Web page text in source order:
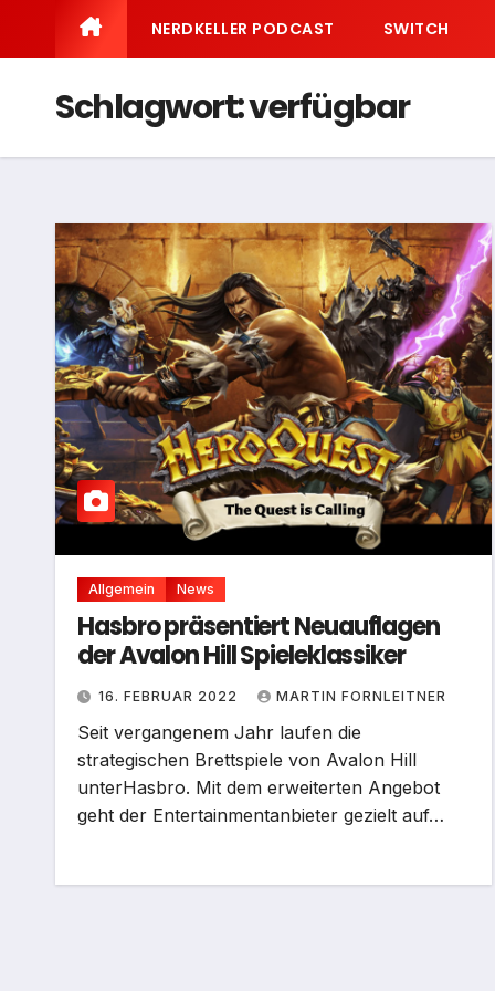
NERDKELLER PODCAST SWITCH
Schlagwort:verfügbar
Allgemein News
Hasbro präsentiert Neuauflagen
der Avalon Hill Spieleklassiker
16. FEBRUAR 2022 MARTIN FORNLEITNER
Seit vergangenem Jahr laufen die
strategischen Brettspiele von Avalon Hill
unterHasbro. Mit dem erweiterten Angebot
geht der Entertainmentanbieter gezielt auf…